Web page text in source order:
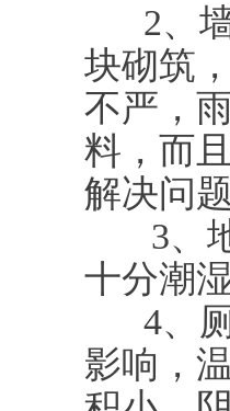
2、
块砌筑
不严，
料，而
解决问
3、
十分潮
4、
影响，